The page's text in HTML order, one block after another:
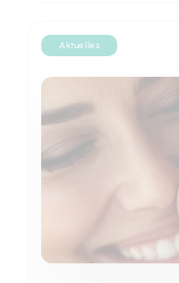
Aktuelles